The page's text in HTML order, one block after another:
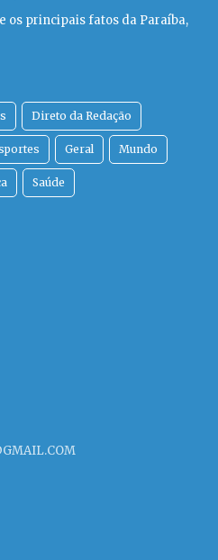
os principais fatos da Paraíba,
Direto da Redação
Geral Mundo
Saúde